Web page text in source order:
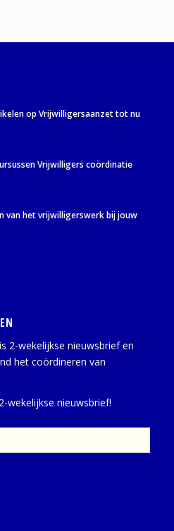
op Vrijwilligersaanzet tot nu
Vrijwilligers coördinatie
van het vrijwilligerswerk bij jouw
2-wekelijkse nieuwsbrief en
het coördineren van
wekelijkse nieuwsbrief!